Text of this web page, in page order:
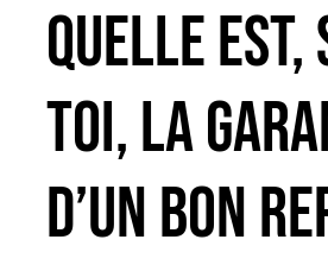
Quelle est,
toi, la
d’un bon